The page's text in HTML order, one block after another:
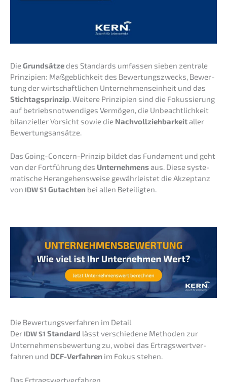
DieGrund­sät­ze des Standards umfas­sen sieben zentra­le
Prinzi­pi­en: Maßgeb­lich­keit des Bewer­tungs­zwecks, Bewer­
tung der wirtschaft­li­chen Unter­neh­mens­ein­heit und das
Stich­tags­prin­zip. Weite­re Prinzi­pi­en sind die Fokus­sie­rung
auf betriebs­not­wen­di­ges Vermö­gen, die Unbeacht­lich­keit
bilan­zi­el­ler Vorsicht sowie die Nachvoll­zieh­bar­keitaller
Bewertungsansätze.
Das Going-Concern-Prinzip bildet das Funda­ment und geht
von der Fortfüh­rung des Unter­neh­mensaus. Diese syste­
ma­ti­sche Heran­ge­hens­wei­se gewähr­leis­tet die Akzep­tanz
von IDWS1 Gutach­ten bei allen Beteiligten.
Die Bewer­tungs­ver­fah­ren im Detail
Der IDWS1 Standard lässt verschie­de­ne Metho­den zur
Unter­neh­mens­be­wer­tung zu, wobei das Ertrags­wert­ver­
fah­ren und DCF-Verfah­ren im Fokus stehen.
Das Ertrags­wert­ver­fah­ren